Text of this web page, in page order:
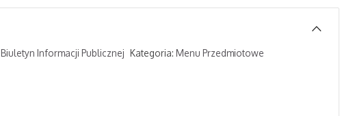
Biuletyn Informacji Publicznej Kategoria: Menu Przedmiotowe